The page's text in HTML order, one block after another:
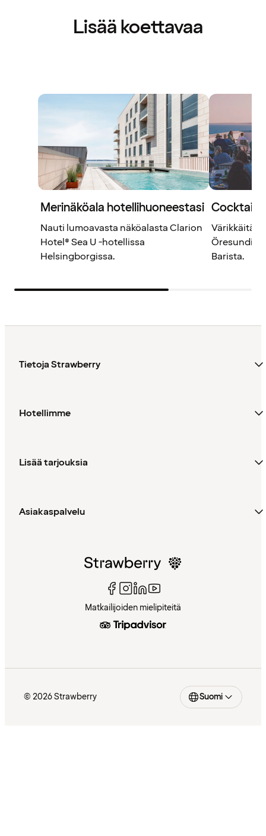
Lisää koettavaa
Merinäköala hotellihuoneestasi
Nauti lumoavasta näköalasta Clarion
Hotel® Sea U -hotellissa
Helsingborgissa.
Cocktails
Värikkäitä
Öresundiin
Barista.
Tietoja Strawberry
Hotellimme
Lisää tarjouksia
Asiakaspalvelu
Matkailijoiden mielipiteitä
© 2026 Strawberry Suomi